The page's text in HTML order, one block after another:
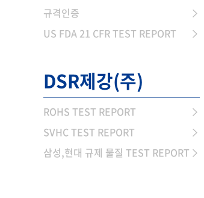
규격인증
US FDA 21 CFR TEST REPORT
DSR제강(주)
ROHS TEST REPORT
SVHC TEST REPORT
삼성,현대 규제 물질 TEST REPORT